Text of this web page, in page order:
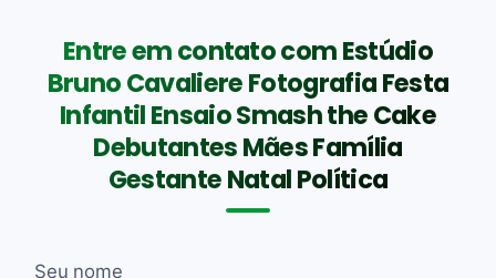
Entre em contato com Estúdio
Bruno Cavaliere Fotografia Festa
Infantil Ensaio Smash the Cake
Debutantes Mães Família
Gestante Natal Política
Seu nome